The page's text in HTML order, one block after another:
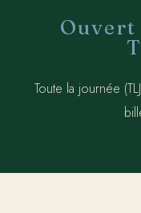
Ouvert
Toute la journée